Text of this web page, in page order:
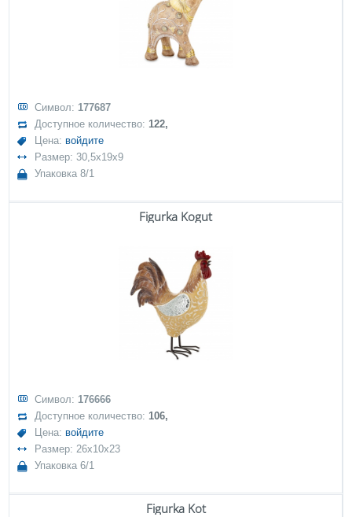
Символ: 177687
Доступное количество:122,
Цена: войдите
Размер: 30,5x19x9
Упаковка 8/1
Figurka Kogut
Символ: 176666
Доступное количество:106,
Цена: войдите
Размер: 26x10x23
Упаковка 6/1
Figurka Kot